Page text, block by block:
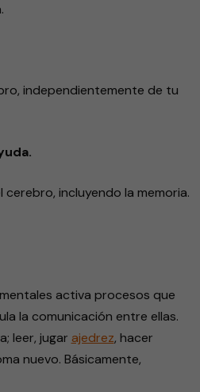
independientemente de tu
incluyendo la memoria.
activa procesos que
la comunicación entre ellas.
leer, jugar ajedrez, hacer
nuevo. Básicamente,